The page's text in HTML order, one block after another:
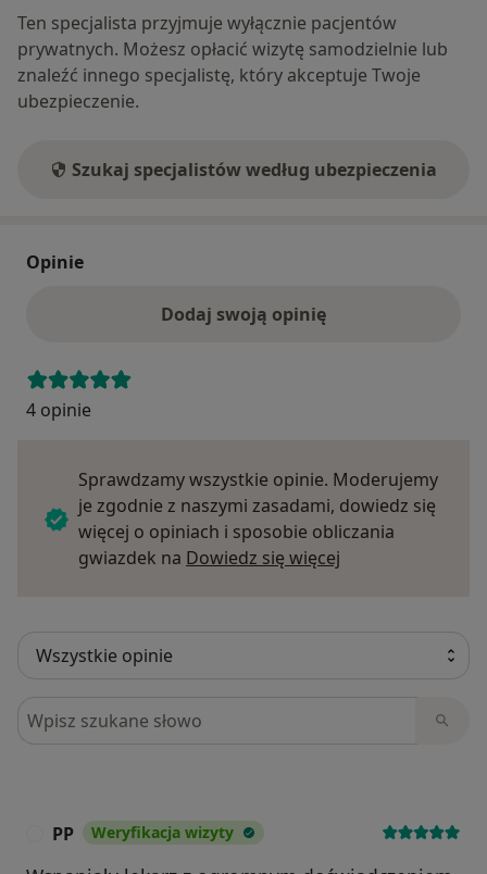
Ten specjalista przyjmuje wyłącznie pacjentów
prywatnych. Możesz opłacić wizytę samodzielnie lub
znaleźć innego specjalistę, który akceptuje Twoje
ubezpieczenie.
Szukaj specjalistów według ubezpieczenia
Opinie
Dodaj swoją opinię
4 opinie
Sprawdzamy wszystkie opinie. Moderujemy
je zgodnie z naszymi zasadami, dowiedz się
więcej o opiniach i sposobie obliczania
gwiazdek na Dowiedz się więcej
Szukaj w opiniach
PP Weryfikacja wizyty